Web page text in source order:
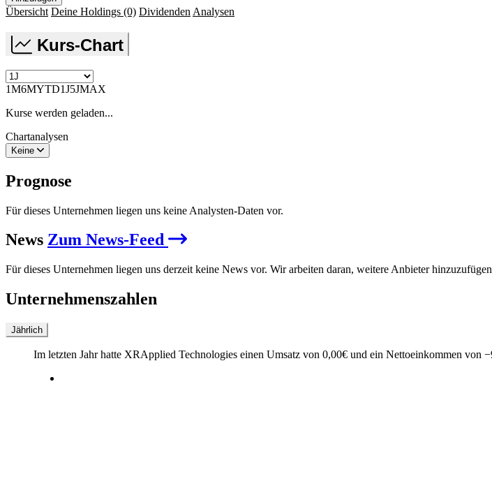
Übersicht Deine Holdings (0) Dividenden Analysen
Kurs-Chart
1M6MYTD1J5JMAX
Kurse werden geladen...
Chartanalysen
Keine
Prognose
Für dieses Unternehmen liegen uns keine Analysten-Daten vor.
News Zum News-Feed
Für dieses Unternehmen liegen uns derzeit keine News vor. Wir arbeiten daran, weitere Anbieter
Unternehmenszahlen
Jährlich
Im letzten Jahrhatte XRApplied Technologies einen Umsatz von 0,00€ und ein Nettoeinkommen von −